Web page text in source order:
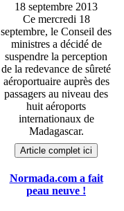
18 septembre 2013
Ce mercredi 18
septembre, le Conseil des
ministres a décidé de
suspendre la perception
de la redevance de sûreté
aéroportuaire auprès des
passagers au niveau des
huit aéroports
internationaux de
Madagascar.
Article complet ici
Normada.com a fait
peau neuve !